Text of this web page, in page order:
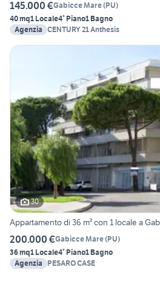
145.000 €Gabicce Mare(PU)
40 mq1 Locale4° Piano1 Bagno
Agenzia CENTURY 21 Anthesis
30
Appartamento di 36 m² con 1 locale a
200.000 €Gabicce Mare(PU)
36 mq1 Locale4° Piano1 Bagno
Agenzia
PESARO CASE